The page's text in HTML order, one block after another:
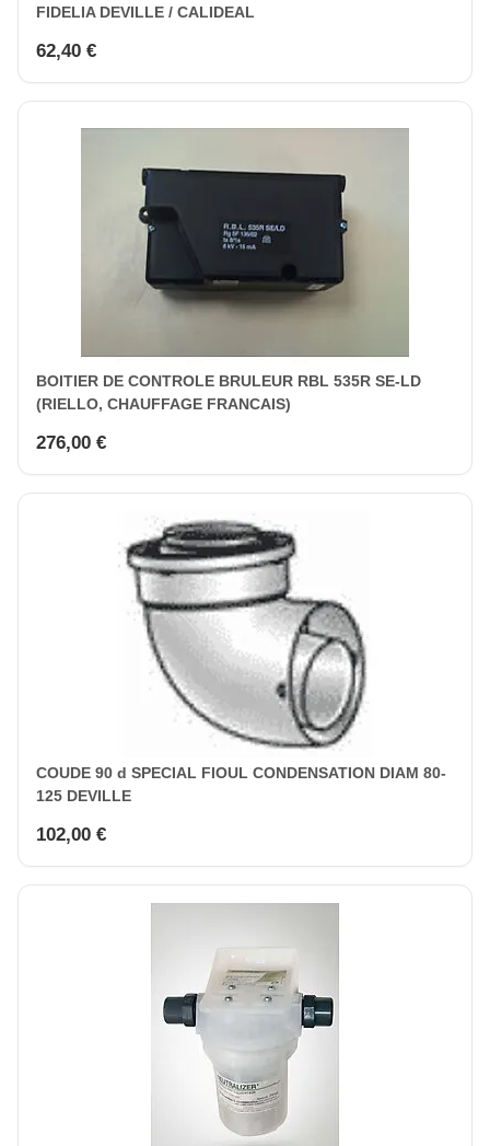
FIDELIA DEVILLE / CALIDEAL
62,40 €
BOITIER DE CONTROLE BRULEUR RBL 535R SE-LD
(RIELLO, CHAUFFAGE FRANCAIS)
276,00 €
COUDE 90 d SPECIAL FIOUL CONDENSATION DIAM 80-
125 DEVILLE
102,00 €